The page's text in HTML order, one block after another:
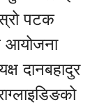
पटक
आयोजना
दानबहादुर